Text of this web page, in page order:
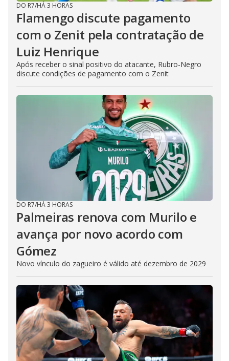
DO R7/HÁ 3 HORAS
Flamengo discute pagamento
com o Zenit pela contratação de
Luiz Henrique
Após receber o sinal positivo do atacante, Rubro-Negro
discute condições de pagamento com o Zenit
DO R7/HÁ 3 HORAS
Palmeiras renova com Murilo e
avança por novo acordo com
Gómez
Novo vínculo do zagueiro é válido até dezembro de 2029